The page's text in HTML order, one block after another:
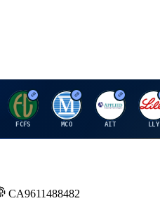
F
FCFS
M
MCO
A
AIT
E
LLY
CA9611488482